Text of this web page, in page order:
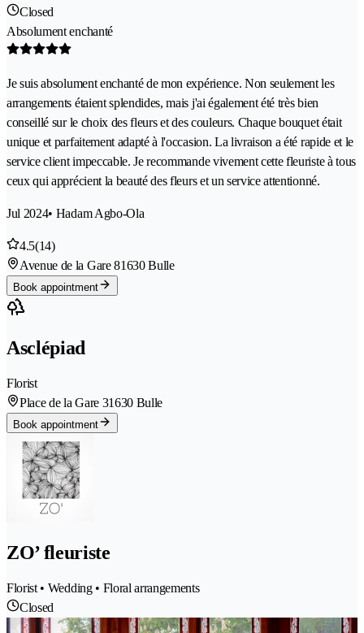
Closed
Absolument enchanté
Je suis absolument enchanté de mon expérience. Non seulement les
arrangements étaient splendides, mais j'ai également été très bien
conseillé sur le choix des fleurs et des couleurs. Chaque bouquet était
unique et parfaitement adapté à l'occasion. La livraison a été rapide et le
service client impeccable. Je recommande vivement cette fleuriste à tous
ceux qui apprécient la beauté des fleurs et un service attentionné.
Jul 2024• Hadam Agbo-Ola
4.5(14)
Avenue de la Gare 81630 Bulle
Book appointment
Asclépiad
Florist
Place de la Gare 31630 Bulle
Book appointment
ZO’ fleuriste
Florist • Wedding • Floral arrangements
Closed